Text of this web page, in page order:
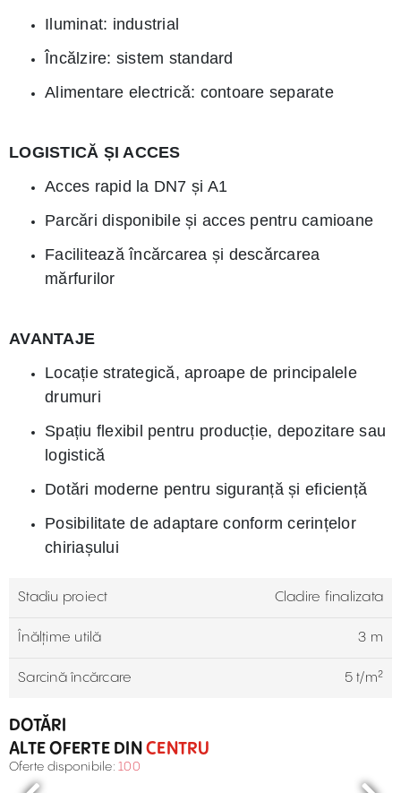
Iluminat: industrial
Încălzire: sistem standard
Alimentare electrică: contoare separate
LOGISTICĂ ȘI ACCES
Acces rapid la DN7 și A1
Parcări disponibile și acces pentru camioane
Facilitează încărcarea și descărcarea
mărfurilor
AVANTAJE
Locație strategică, aproape de principalele
drumuri
Spațiu flexibil pentru producție, depozitare sau
logistică
Dotări moderne pentru siguranță și eficiență
Posibilitate de adaptare conform cerințelor
chiriașului
Stadiu proiect Cladire finalizata
Înălțime utilă 3 m
Sarcină încărcare 5 t/m²
DOTĂRI
ALTE OFERTE DINCENTRU
Oferte disponibile: 100